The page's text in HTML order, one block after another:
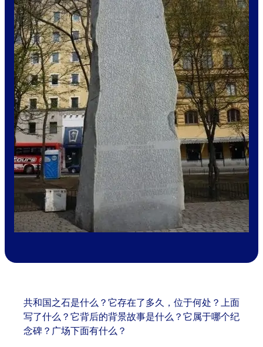
共和国之石是什么？它存在了多久，位于何处？上面
写了什么？它背后的背景故事是什么？它属于哪个纪
念碑？广场下面有什么？